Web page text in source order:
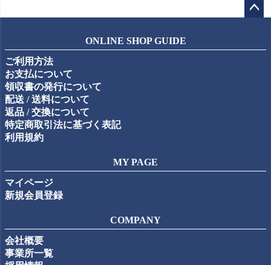
ップ
ONLINE SHOP GUIDE
ご利用方法
お支払について
領収書の発行について
配送 / 送料について
返品 / 交換について
特定商取引法に基づく表記
利用規約
MY PAGE
マイページ
新規会員登録
COMPANY
会社概要
事業所一覧